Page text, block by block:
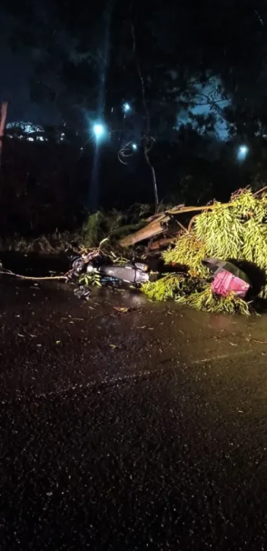
– Aula de vôlei, na quadra do
15h
– Hidroginástica, na piscina do
(atividade exclusiva para alunos
hidroginástica, com inscrição prévia)
– Aula de Ritmos, em frente
– Dança de Salão, no Teatro do
TÓPICOS RELACIONADOS: ATIVIDADE
DIA DO DESAFIO
ESPORTE FEATURED
JORNAL O TIMONEIRO
PREFEITURA DE
PREFEITURA NOVA SANTA RITA
SENAC
SESC CANOAS
TRENSURB
A SEGUIR UP
Sábado Solidário acontece em Canoas
gaúchos em frente a supermercados
NÃO SE ESQUEÇA
Semana começa com 690 vagas de